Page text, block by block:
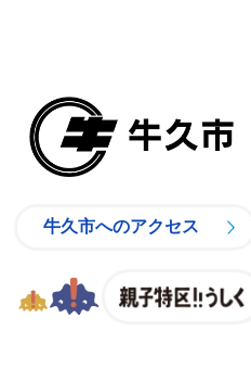
牛久市へのアクセス